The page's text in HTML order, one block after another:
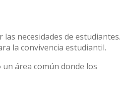
necesidades de estudiantes.
la convivencia estudiantil.
área común donde los